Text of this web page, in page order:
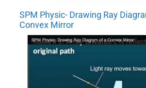
SPM Physic- Drawing Ray
Convex Mirror